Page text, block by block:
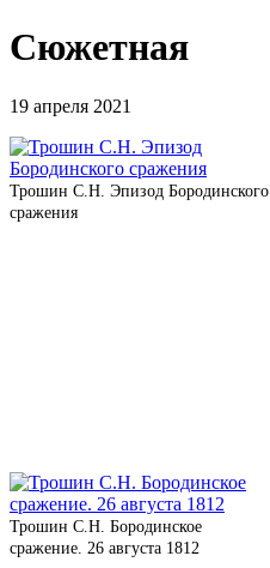
Сюжетная
19 апреля 2021
Трошин С.Н. Эпизод Бородинского
сражения
Трошин С.Н. Бородинское
сражение. 26 августа 1812